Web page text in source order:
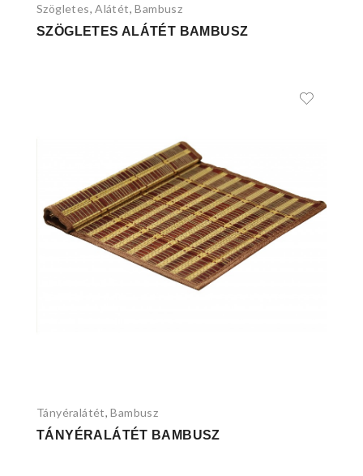
Szögletes,Alátét,Bambusz
SZÖGLETES ALÁTÉT BAMBUSZ
Tányéralátét,Bambusz
TÁNYÉRALÁTÉT BAMBUSZ